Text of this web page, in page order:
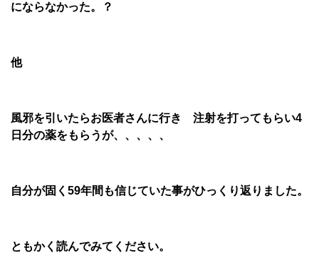
にならなかった。？
他
風邪を引いたらお医者さんに行き 注射を打ってもらい4
日分の薬をもらうが、、、、、
自分が固く59年間も信じていた事がひっくり返りました。
ともかく読んでみてください。